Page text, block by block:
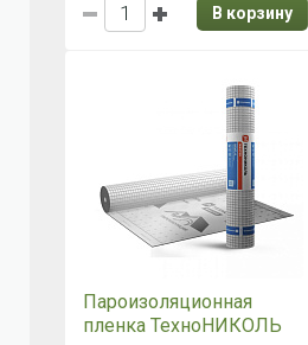
В корзину
Пароизоляционная
пленка ТехноНИКОЛЬ